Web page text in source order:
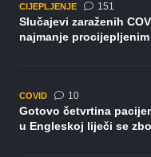
CIJEPLJENJE 151
Slučajevi zaraženih
najmanje procijepljenim
COVID 10komentara
Gotovo četvrtina
u Engleskoj liječi se